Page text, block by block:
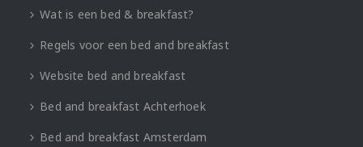
Wat is een bed & breakfast?
Regels voor een bed and breakfast
Website bed and breakfast
Bed and breakfast Achterhoek
Bed and breakfast Amsterdam